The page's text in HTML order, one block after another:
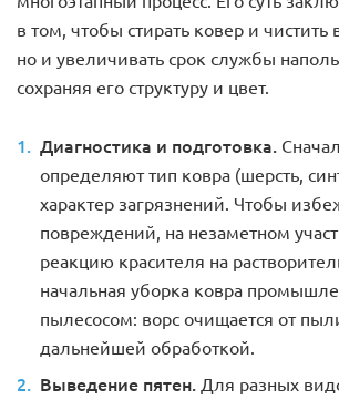
в том, чтобы стирать ковер и чистить
но и увеличивать срок службы
сохраняя его структуру и цвет.
Диагностика и подготовка.
определяют тип ковра (шерсть,
характер загрязнений. Чтобы
повреждений, на незаметном
реакцию красителя на
начальная уборка ковра
пылесосом: ворс очищается от
дальнейшей обработкой.
Выведение пятен. Для разных